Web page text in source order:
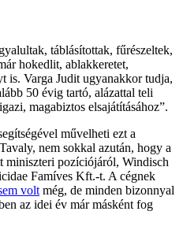
táblásítottak, fűrészeltek,
hokedlit, ablakkeretet,
is. Varga Judit ugyanakkor tudja,
50 évig tartó, alázattal teli
magabiztos elsajátításához”.
művelheti ezt a
nem sokkal azután, hogy a
miniszteri pozíciójáról, Windisch
Famíves Kft.-t. A cégnek
volt még, de minden bizonnyal
az idei év már másként fog